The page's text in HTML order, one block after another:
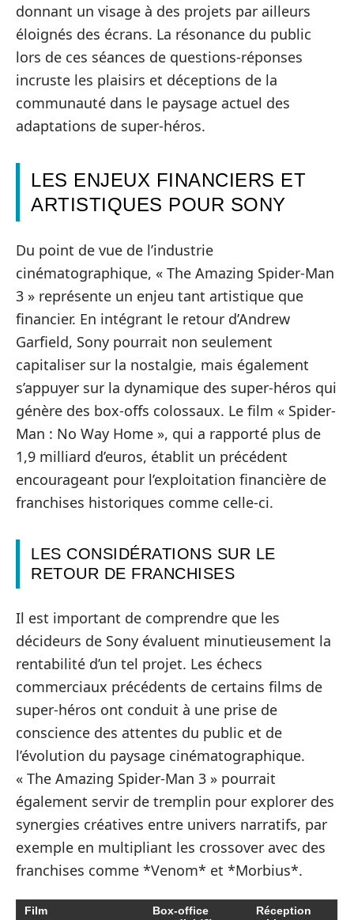
donnant un visage à des projets par ailleurs
éloignés des écrans. La résonance du public
lors de ces séances de questions-réponses
incruste les plaisirs et déceptions de la
communauté dans le paysage actuel des
adaptations de super-héros.
LES ENJEUX FINANCIERS ET
ARTISTIQUES POUR SONY
Du point de vue de l’industrie
cinématographique, « The Amazing Spider-Man
3 » représente un enjeu tant artistique que
financier. En intégrant le retour d’Andrew
Garfield, Sony pourrait non seulement
capitaliser sur la nostalgie, mais également
s’appuyer sur la dynamique des super-héros qui
génère des box-offs colossaux. Le film « Spider-
Man : No Way Home », qui a rapporté plus de
1,9 milliard d’euros, établit un précédent
encourageant pour l’exploitation financière de
franchises historiques comme celle-ci.
LES CONSIDÉRATIONS SUR LE
RETOUR DE FRANCHISES
Il est important de comprendre que les
décideurs de Sony évaluent minutieusement la
rentabilité d’un tel projet. Les échecs
commerciaux précédents de certains films de
super-héros ont conduit à une prise de
conscience des attentes du public et de
l’évolution du paysage cinématographique.
« The Amazing Spider-Man 3 » pourrait
également servir de tremplin pour explorer des
synergies créatives entre univers narratifs, par
exemple en multipliant les crossover avec des
franchises comme *Venom* et *Morbius*.
Film
Box-office
Réception